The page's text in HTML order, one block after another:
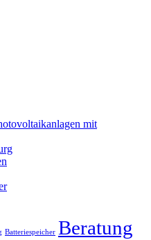
mit
Batteriespeicher Beratung